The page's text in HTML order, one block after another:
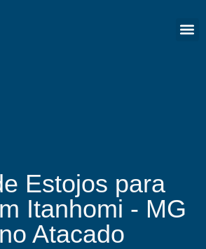
Estojos para
Itanhomi - MG
Atacado